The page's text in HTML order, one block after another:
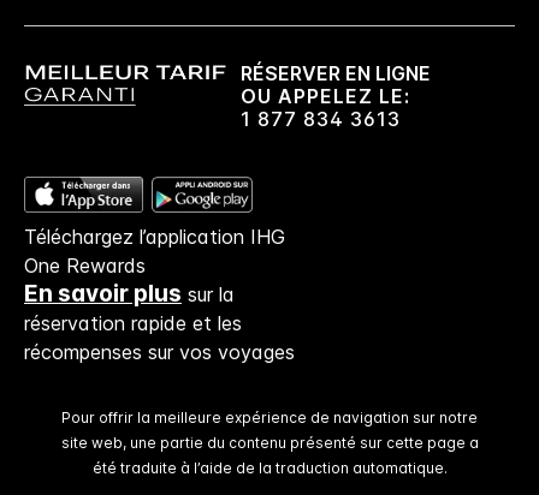
RÉSERVER EN LIGNE
OU APPELEZ LE:
1 877 834 3613
Téléchargez l’application IHG
One Rewards
En savoir plus sur la
réservation rapide et les
récompenses sur vos voyages
facturés.
Votre vie privée est importante pour IHG, et
nous nous efforçons de la protéger. Tous les
renseignements personnels que vous donnez
sont cryptés et sécurisés.
Pour offrir la meilleure expérience de navigation sur notre
site web, une partie du contenu présenté sur cette page a
été traduite à l’aide de la traduction automatique.